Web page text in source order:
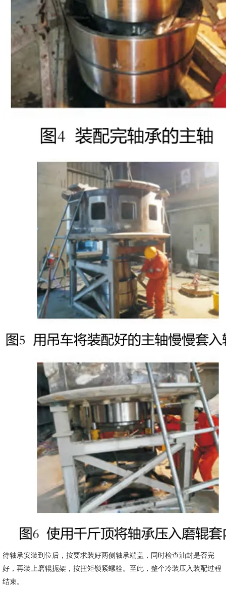
待轴承安装到位后，按要求装好两侧轴承端盖，同时检查油封是否完
好，再装上磨辊扼架，按扭矩锁紧螺栓。至此，整个冷装压入装配过程
结束。